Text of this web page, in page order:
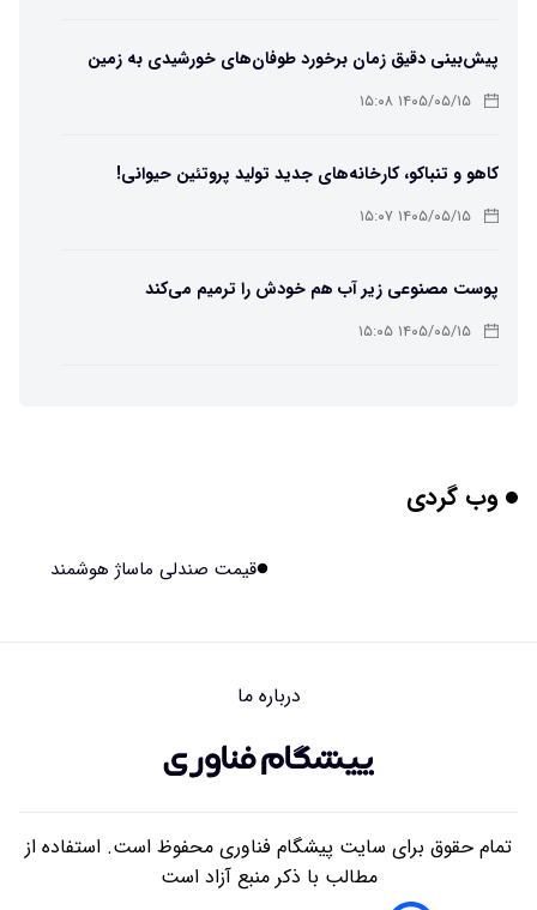
پیش‌بینی دقیق زمان برخورد طوفان‌های خورشیدی به زمین
ممکن شد
۱۴۰۵/۰۵/۱۵ ۱۵:۰۸
کاهو و تنباکو، کارخانه‌های جدید تولید پروتئین حیوانی!
۱۴۰۵/۰۵/۱۵ ۱۵:۰۷
پوست مصنوعی زیر آب هم خودش را ترمیم می‌کند
۱۴۰۵/۰۵/۱۵ ۱۵:۰۵
برنج فضایی چین به مرحله برداشت رسید
ایرانی‌ها چقدر از هوش مصنوعی استفاده می‌کنند؟
وب گردی
قیمت صندلی ماساژ هوشمند
درباره ما
تمام حقوق برای سایت پیشگام فناوری محفوظ است. استفاده از
مطالب با ذکر منبع آزاد است